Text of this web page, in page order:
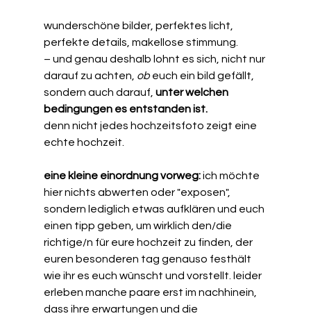
wunderschöne bilder, perfektes licht,
perfekte details, makellose stimmung.
– und genau deshalb lohnt es sich, nicht nur
darauf zu achten, ob euch ein bild gefällt,
sondern auch darauf, unter welchen
bedingungen es entstanden ist.
denn nicht jedes hochzeitsfoto zeigt eine
echte hochzeit.
eine kleine einordnung vorweg: ich möchte
hier nichts abwerten oder "exposen",
sondern lediglich etwas aufklären und euch
einen tipp geben, um wirklich den/die
richtige/n für eure hochzeit zu finden, der
euren besonderen tag genauso festhält
wie ihr es euch wünscht und vorstellt. leider
erleben manche paare erst im nachhinein,
dass ihre erwartungen und die